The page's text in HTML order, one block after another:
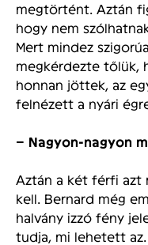
megtörtént. Aztán
hogy nem
Mert mindez
megkérdezte tőlük,
honnan jöttek, az
felnézett a nyári
– Nagyon-nagyon
Aztán a két férfi azt
kell. Bernard még
halvány izzó fény
tudja, mi lehetett